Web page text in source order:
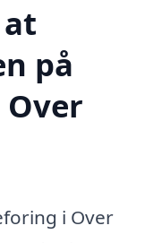
på
i Over